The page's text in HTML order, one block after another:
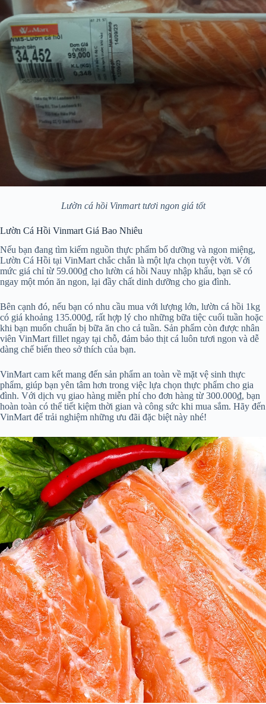
Lườn cá hồi Vinmart tươi ngon giá tốt
Lườn Cá Hồi Vinmart Giá Bao Nhiêu
Nếu bạn đang tìm kiếm nguồn thực phẩm bổ dưỡng và ngon miệng,
Lườn Cá Hồi tại VinMart chắc chắn là một lựa chọn tuyệt vời. Với
mức giá chỉ từ 59.000₫ cho lườn cá hồi Nauy nhập khẩu, bạn sẽ có
ngay một món ăn ngon, lại đầy chất dinh dưỡng cho gia đình.
Bên cạnh đó, nếu bạn có nhu cầu mua với lượng lớn, lườn cá hồi 1kg
có giá khoảng 135.000₫, rất hợp lý cho những bữa tiệc cuối tuần hoặc
khi bạn muốn chuẩn bị bữa ăn cho cả tuần. Sản phẩm còn được nhân
viên VinMart fillet ngay tại chỗ, đảm bảo thịt cá luôn tươi ngon và dễ
dàng chế biến theo sở thích của bạn.
VinMart cam kết mang đến sản phẩm an toàn về mặt vệ sinh thực
phẩm, giúp bạn yên tâm hơn trong việc lựa chọn thực phẩm cho gia
đình. Với dịch vụ giao hàng miễn phí cho đơn hàng từ 300.000₫, bạn
hoàn toàn có thể tiết kiệm thời gian và công sức khi mua sắm. Hãy đến
VinMart để trải nghiệm những ưu đãi đặc biệt này nhé!